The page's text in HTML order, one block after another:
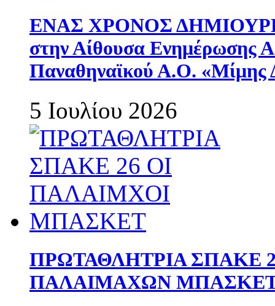
ΕΝΑΣ ΧΡΟΝΟΣ
στην Αίθουσα Ενημέρωσης
Παναθηναϊκού Α.Ο. «Μίμης
5 Ιουλίου 2026
ΠΡΩΤΑΘΛΗΤΡΙΑ ΣΠΑΚΕ
ΠΑΛΑΙΜΑΧΩΝ